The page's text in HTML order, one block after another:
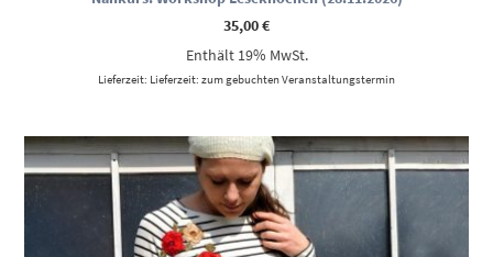
35,00€
Enthält 19% MwSt.
Lieferzeit: Lieferzeit: zum gebuchten Veranstaltungstermin